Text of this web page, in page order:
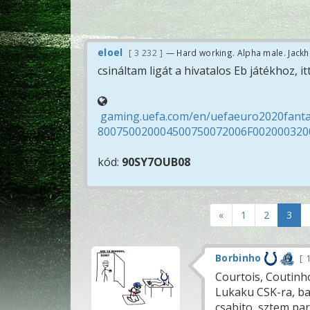
eloel 3 232 — Hard working. Alpha male.
csináltam ligát a hivatalos Eb játékhoz,
gaming.uefa.com/en/
kód: 90SY7OUB08
« 1 2 3
Borbinho
Courtois,
Lukaku CSK-ra,